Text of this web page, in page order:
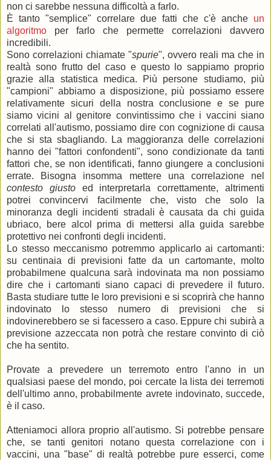
non ci sarebbe nessuna difficoltà a farlo.
È tanto "semplice" correlare due fatti che c'è anche un
algoritmo per farlo che permette correlazioni davvero
incredibili.
Sono correlazioni chiamate "spurie", ovvero reali ma che in
realtà sono frutto del caso e questo lo sappiamo proprio
grazie alla statistica medica. Più persone studiamo, più
"campioni" abbiamo a disposizione, più possiamo essere
relativamente sicuri della nostra conclusione e se pure
siamo vicini al genitore convintissimo che i vaccini siano
correlati all'autismo, possiamo dire con cognizione di causa
che si sta sbagliando. La maggioranza delle correlazioni
hanno dei "fattori confondenti", sono condizionate da tanti
fattori che, se non identificati, fanno giungere a conclusioni
errate. Bisogna insomma mettere una correlazione nel
contesto giustoed interpretarla correttamente, altrimenti
potrei convincervi facilmente che, visto che solo la
minoranza degli incidenti stradali è causata da chi guida
ubriaco, bere alcol prima di mettersi alla guida sarebbe
protettivo nei confronti degli incidenti.
Lo stesso meccanismo potremmo applicarlo ai cartomanti:
su centinaia di previsioni fatte da un cartomante, molto
probabilmene qualcuna sarà indovinata ma non possiamo
dire che i cartomanti siano capaci di prevedere il futuro.
Basta studiare tutte le loro previsioni e si scoprirà che hanno
indovinato lo stesso numero di previsioni che si
indovinerebbero se si facessero a caso. Eppure chi subirà a
previsione azzeccata non potrà che restare convinto di ciò
che ha sentito.
Provate a prevedere un terremoto entro l'anno in un
qualsiasi paese del mondo, poi cercate la lista dei terremoti
dell'ultimo anno, probabilmente avrete indovinato, succede,
è il caso.
Atteniamoci allora proprio all'autismo. Si potrebbe pensare
che, se tanti genitori notano questa correlazione con i
vaccini, una "base" di realtà potrebbe pure esserci, come